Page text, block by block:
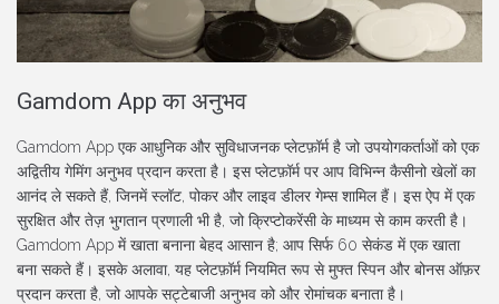
Gamdom App का अनुभव
Gamdom App एक आधुनिक और सुविधाजनक प्लेटफ़ॉर्म है जो उपयोगकर्ताओं को एक
अद्वितीय गेमिंग अनुभव प्रदान करता है। इस प्लेटफ़ॉर्म पर आप विभिन्न कैसीनो खेलों का
आनंद ले सकते हैं, जिनमें स्लॉट, पोकर और लाइव डीलर गेम्स शामिल हैं। इस ऐप में एक
सुरक्षित और तेज़ भुगतान प्रणाली भी है, जो क्रिप्टोकरेंसी के माध्यम से काम करती है।
Gamdom App में खाता बनाना बेहद आसान है; आप सिर्फ 60 सेकंड में एक खाता
बना सकते हैं। इसके अलावा, यह प्लेटफ़ॉर्म नियमित रूप से मुफ्त स्पिन और बोनस ऑफ़र
प्रदान करता है, जो आपके सट्टेबाजी अनुभव को और रोमांचक बनाता है।